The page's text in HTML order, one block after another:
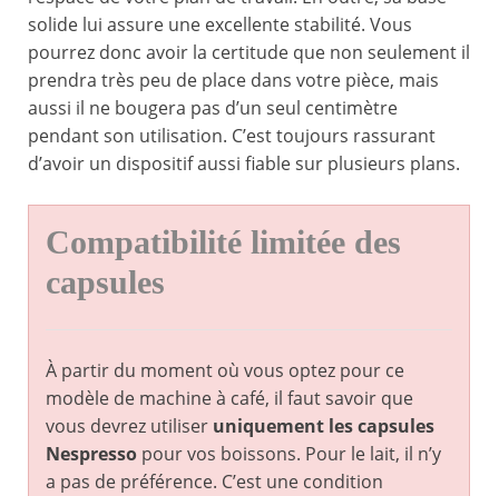
solide lui assure une excellente stabilité. Vous
pourrez donc avoir la certitude que non seulement il
prendra très peu de place dans votre pièce, mais
aussi il ne bougera pas d’un seul centimètre
pendant son utilisation. C’est toujours rassurant
d’avoir un dispositif aussi fiable sur plusieurs plans.
Compatibilité limitée des
capsules
À partir du moment où vous optez pour ce
modèle de machine à café, il faut savoir que
vous devrez utiliser uniquement les capsules
Nespresso pour vos boissons. Pour le lait, il n’y
a pas de préférence. C’est une condition